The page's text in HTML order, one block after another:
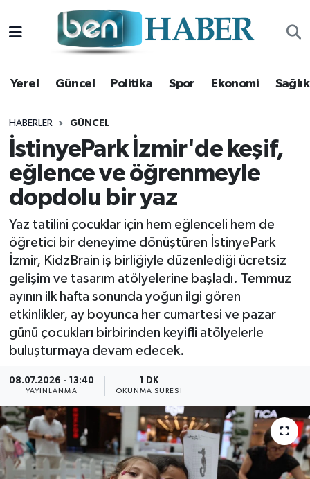
Yerel Güncel Politika Spor Ekonomi Sağlık
HABERLER GÜNCEL
İstinyePark İzmir'de keşif,
eğlence ve öğrenmeyle
dopdolu bir yaz
Yaz tatilini çocuklar için hem eğlenceli hem de
öğretici bir deneyime dönüştüren İstinyePark
İzmir, KidzBrain iş birliğiyle düzenlediği ücretsiz
gelişim ve tasarım atölyelerine başladı. Temmuz
ayının ilk hafta sonunda yoğun ilgi gören
etkinlikler, ay boyunca her cumartesi ve pazar
günü çocukları birbirinden keyifli atölyelerle
buluşturmaya devam edecek.
08.07.2026 - 13:40
YAYINLANMA
1 DK
OKUNMA SÜRESI
Yerel
Güncel
Politika
Spor
Ekonomi
Sağlık
Magazin
Kültür Sanat
Resmi Reklam
Hava Durumu
Trafik Durumu
Süper Lig Puan Durumu ve Fikstür
Tüm Manşetler
Son Dakika Haberleri
Haber Arşivi